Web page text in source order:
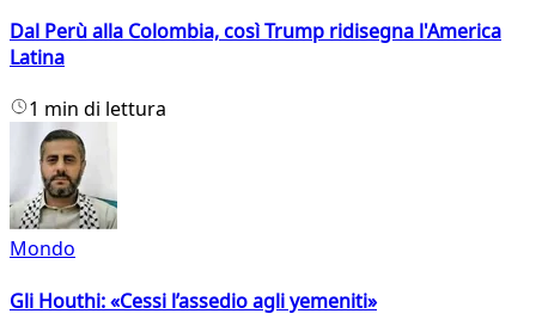
Dal Perù alla Colombia, così Trump ridisegna l'America
Latina
1 min di lettura
Mondo
Gli Houthi: «Cessi l’assedio agli yemeniti»